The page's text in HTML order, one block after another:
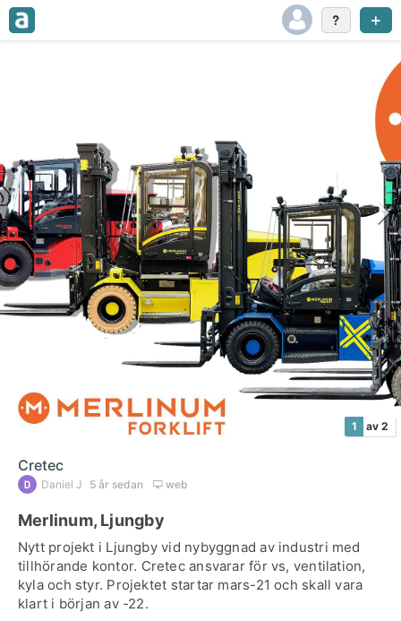
1 av 2
Cretec
Daniel J 5 år sedan web
Merlinum, Ljungby
Nytt projekt i Ljungby vid nybyggnad av industri med
tillhörande kontor. Cretec ansvarar för vs, ventilation,
kyla och styr. Projektet startar mars-21 och skall vara
klart i början av -22.